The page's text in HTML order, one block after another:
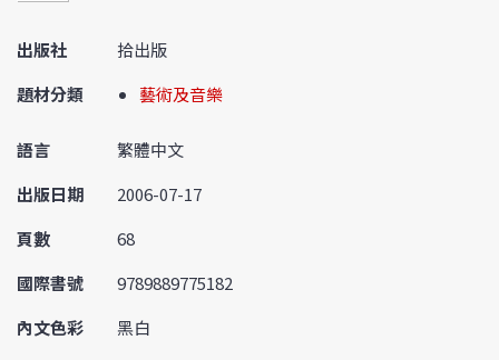
出版社
拾出版
題材分類
藝術及音樂
語言
繁體中文
出版日期
2006-07-17
頁數
68
國際書號
9789889775182
內文色彩
黑白